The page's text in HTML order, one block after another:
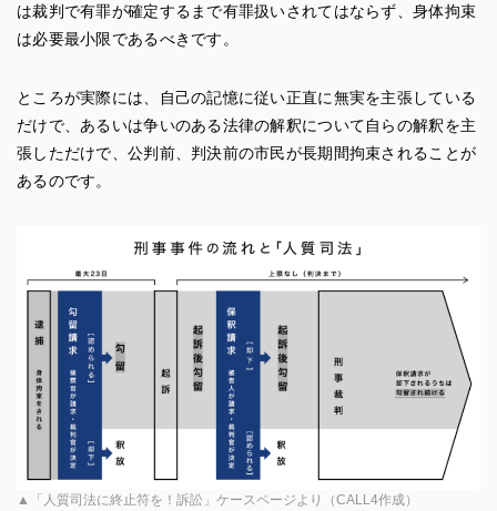
は裁判で有罪が確定するまで有罪扱いされてはならず、身体拘束
は必要最小限であるべきです。
ところが実際には、自己の記憶に従い正直に無実を主張している
だけで、あるいは争いのある法律の解釈について自らの解釈を主
張しただけで、公判前、判決前の市民が長期間拘束されることが
あるのです。
▲「人質司法に終止符を！訴訟」ケースページより（CALL4作成）